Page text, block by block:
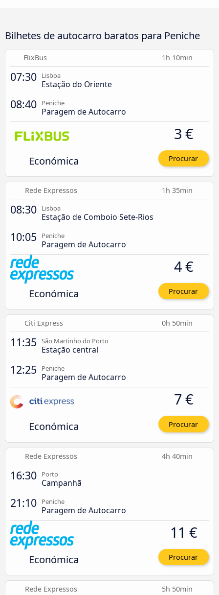
Bilhetes de autocarro baratos para Peniche
FlixBus 1h 10min
07:30 Lisboa
Estação do Oriente
08:40 Peniche
Paragem de Autocarro
Económica
3 €
Procurar
Rede Expressos 1h 35min
08:30 Lisboa
Estação de Comboio Sete-Rios
10:05 Peniche
Paragem de Autocarro
Económica
4 €
Procurar
Citi Express 0h 50min
11:35 São Martinho do Porto
Estação central
12:25 Peniche
Paragem de Autocarro
Económica
7 €
Procurar
Rede Expressos 4h 40min
16:30 Porto
Campanhã
21:10 Peniche
Paragem de Autocarro
Económica
11 €
Procurar
Rede Expressos 5h 50min